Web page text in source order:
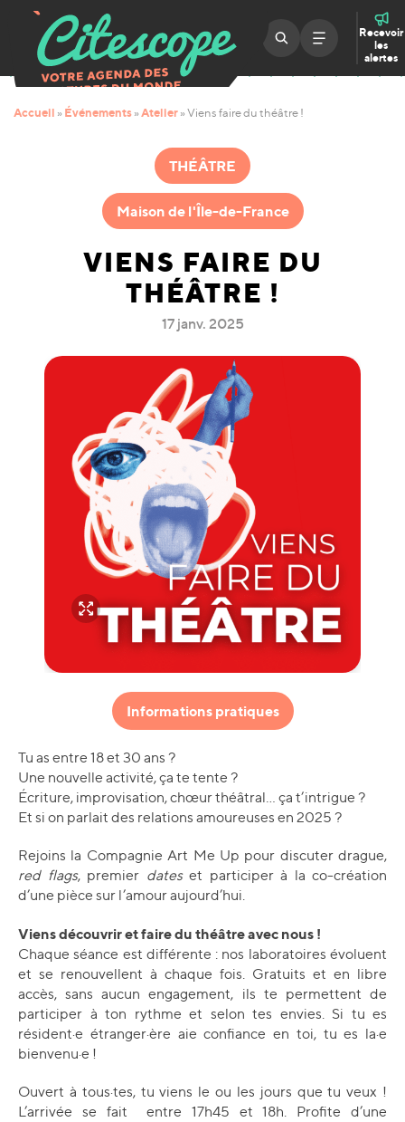
Recevoir
les
alertes
Accueil » Événements » Atelier » Viens faire du théâtre !
THÉÂTRE
Maison de l'Île-de-France
VIENS FAIRE DU
THÉÂTRE !
17 janv. 2025
Informations pratiques
Tu as entre 18 et 30 ans ?
Une nouvelle activité, ça te tente ?
Écriture, improvisation, chœur théâtral… ça t’intrigue ?
Et si on parlait des relations amoureuses en 2025 ?
Rejoins la Compagnie Art Me Up pour discuter drague,
red flags, premier dates et participer à la co-création
d’une pièce sur l’amour aujourd’hui.
Viens découvrir et faire du théâtre avec nous !
Chaque séance est différente : nos laboratoires évoluent
et se renouvellent à chaque fois. Gratuits et en libre
accès, sans aucun engagement, ils te permettent de
participer à ton rythme et selon tes envies. Si tu es
résident·e étranger·ère aie confiance en toi, tu es la·e
bienvenu·e !
Ouvert à tous·tes, tu viens le ou les jours que tu veux !
L’arrivée se fait entre 17h45 et 18h. Profite d’une